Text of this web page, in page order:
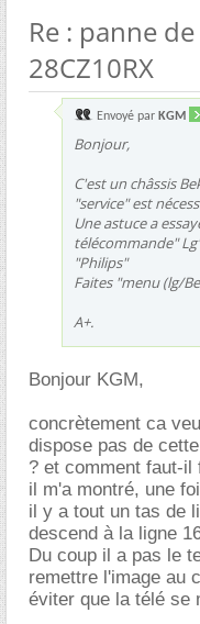
Re : panne
28CZ10RX
Envoyé par KGM
Bonjour,
C'est un châssis
"service" est
Une astuce a
télécommande"
"Philips"
Faites "menu (lg/
A+.
Bonjour KGM,
concrètement ca
dispose pas de
? et comment faut-il
il m'a montré, une
il y a tout un tas de
descend à la ligne
Du coup il a pas le
remettre l'image au
éviter que la télé se